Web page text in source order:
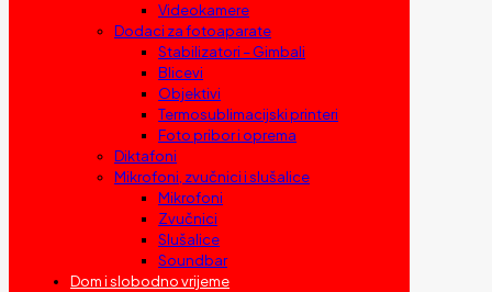
Videokamere
Dodaci za fotoaparate
Stabilizatori – Gimbali
Blicevi
Objektivi
Termosublimacijski printeri
Foto pribor i oprema
Diktafoni
Mikrofoni, zvučnici i slušalice
Mikrofoni
Zvučnici
Slušalice
Soundbar
Dom i slobodno vrijeme